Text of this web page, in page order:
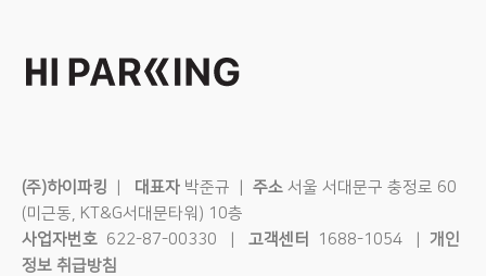
(주)하이파킹 대표자 박준규 | 주소 서울 서대문구 충정로 60
(미근동, KT&G서대문타워) 10층
사업자번호 622-87-00330 | 고객센터 1688-1054 | 개인
정보 취급방침